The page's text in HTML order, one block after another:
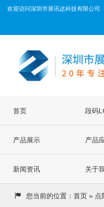
欢迎访问深圳市展讯达科技有限公司
首页 段码
屏
产品展示 产品
新闻资讯 关于
您当前的位置： 首页 » 点